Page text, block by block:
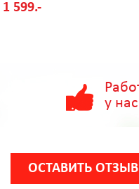
1 599.-
у нас
ОСТАВИТЬ ОТЗЫВ